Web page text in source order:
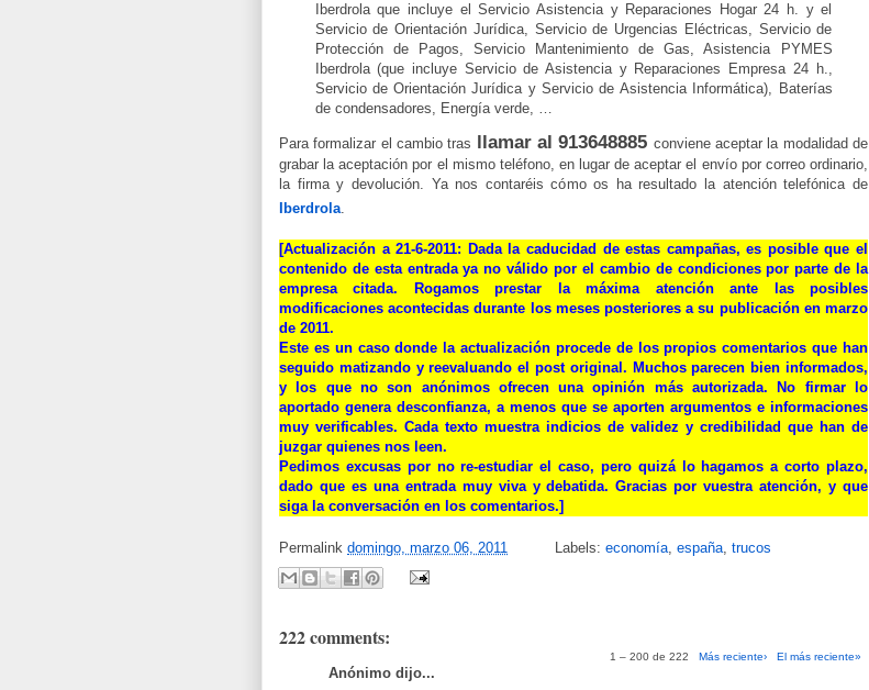
Iberdrola que incluye el Servicio Asistencia y Reparaciones Hogar 24 h. y el
Servicio de Orientación Jurídica, Servicio de Urgencias Eléctricas, Servicio de
Protección de Pagos, Servicio Mantenimiento de Gas, Asistencia PYMES
Iberdrola (que incluye Servicio de Asistencia y Reparaciones Empresa 24 h.,
Servicio de Orientación Jurídica y Servicio de Asistencia Informática), Baterías
de condensadores, Energía verde, …
Para formalizar el cambio tras llamar al 913648885 conviene aceptar la modalidad de
grabar la aceptación por el mismo teléfono, en lugar de aceptar el envío por correo ordinario,
la firma y devolución. Ya nos contaréis cómo os ha resultado la atención telefónica de
Iberdrola
[Actualización a 21-6-2011: Dada la caducidad de estas campañas, es posible que el
contenido de esta entrada ya no válido por el cambio de condiciones por parte de la
empresa citada. Rogamos prestar la máxima atención ante las posibles
modificaciones acontecidas durante los meses posteriores a su publicación en marzo
de 2011.
Este es un caso donde la actualización procede de los propios comentarios que han
seguido matizando y reevaluando el post original. Muchos parecen bien informados,
y los que no son anónimos ofrecen una opinión más autorizada. No firmar lo
aportado genera desconfianza, a menos que se aporten argumentos e informaciones
muy verificables. Cada texto muestra indicios de validez y credibilidad que han de
juzgar quienes nos leen.
Pedimos excusas por no re-estudiar el caso, pero quizá lo hagamos a corto plazo,
dado que es una entrada muy viva y debatida. Gracias por vuestra atención, y que
siga la conversación en los comentarios.]
Permalink domingo, marzo 06, 2011 Labels: economía, españa, trucos
222 comments:
1 – 200 de 222 Más reciente› El más reciente»
Anónimo dijo...